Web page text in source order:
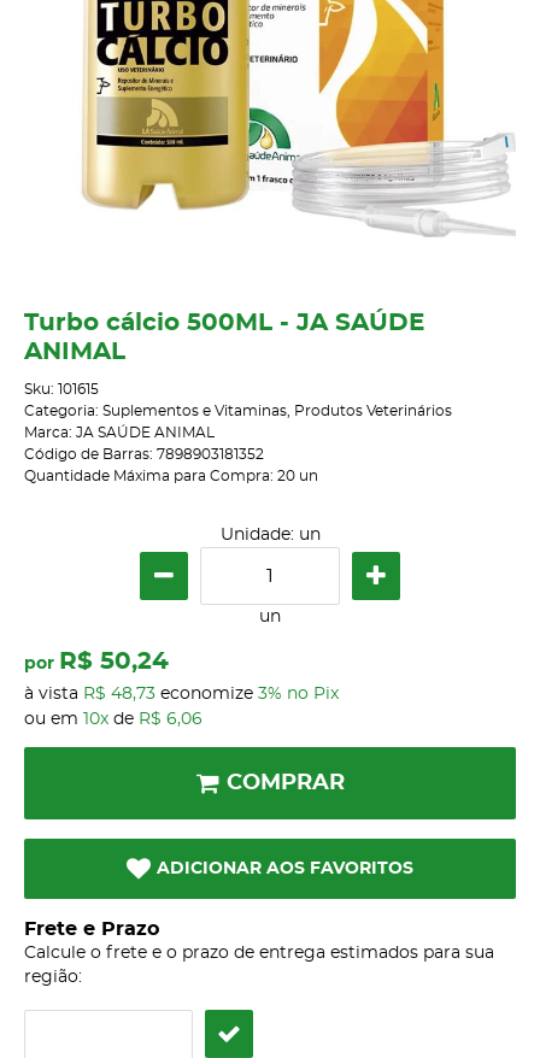
Turbo cálcio 500ML - JA SAÚDE
ANIMAL
Sku: 101615
Categoria: Suplementos e Vitaminas
Produtos Veterinários
Marca: JA SAÚDE ANIMAL
Código de Barras: 7898903181352
Quantidade Máxima para Compra: 20 un
Unidade: un
un
por R$ 50,24
à vista R$ 48,73 economize 3% no Pix
ou em
10x de R$ 6,06
COMPRAR
ADICIONAR AOS FAVORITOS
Frete e Prazo
Calcule o frete e o prazo de entrega estimados para sua
região: